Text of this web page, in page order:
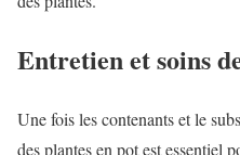
Entretien et soins
Une fois les contenants et le
des plantes en pot est essentiel